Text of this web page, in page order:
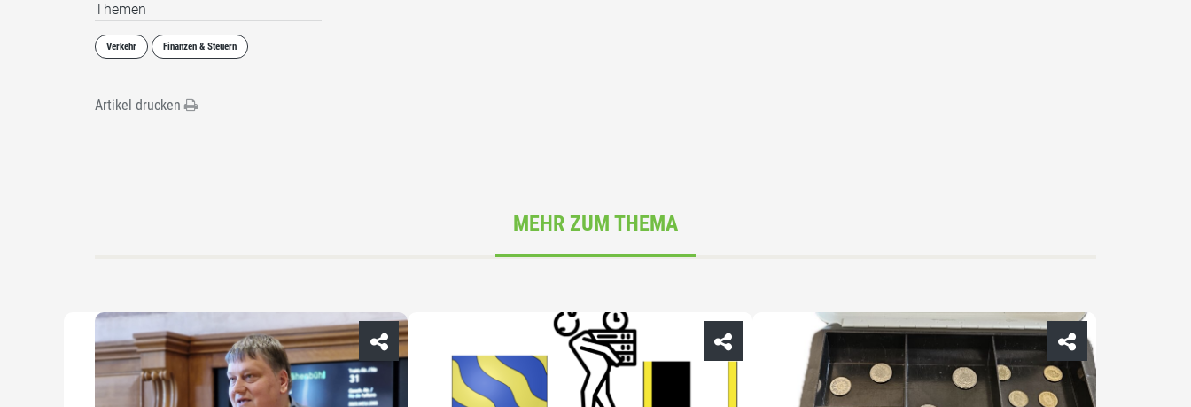
Themen
Verkehr Finanzen & Steuern
Artikel drucken
MEHR ZUM THEMA